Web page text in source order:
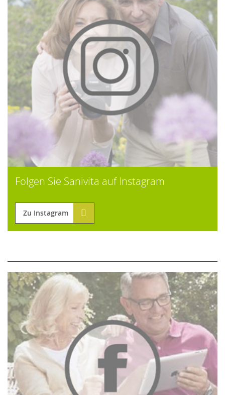
Folgen Sie Sanivita auf Instagram
Zu Instagram